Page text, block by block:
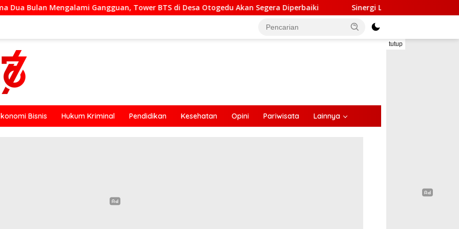
Gangguan, Tower BTS di Desa Otogedu Akan Segera Diperbaiki Sinergi Lintas Sektor, Satlantas Polres Ende Gandeng
tutup
Bisnis Hukum Kriminal Pendidikan Kesehatan Opini Pariwisata Lainnya